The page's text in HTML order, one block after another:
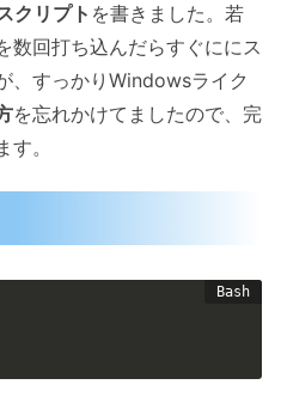
クリプト を書きました。若
数回打ち込んだらすぐににス
、すっかりWindowsライク
を忘れかけてましたので、完
す。